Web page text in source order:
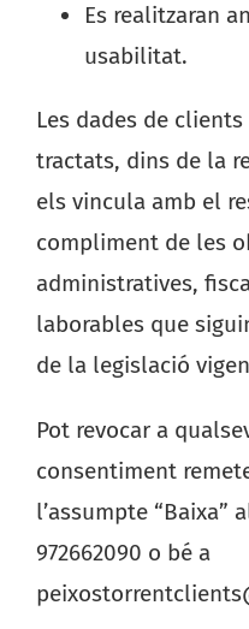
Es realitzaran
usabilitat.
Les dades de
tractats, dins de la
els vincula amb el
compliment de les
administratives,
laborables que
de la legislació
Pot revocar a
consentiment
l’assumpte “Baixa”
972662090 o bé a